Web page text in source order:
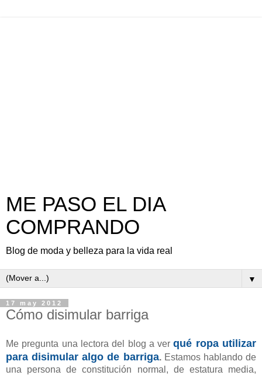
ME PASO EL DIA
COMPRANDO
Blog de moda y belleza para la vida real
▼
17 may 2012
Cómo disimular barriga
Me pregunta una lectora del blog a ver qué ropa utilizar
para disimular algo de barriga.Estamos hablando de
una persona de constitución normal, de estatura media,